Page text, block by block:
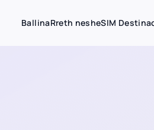
BallinaRreth nesheSIM